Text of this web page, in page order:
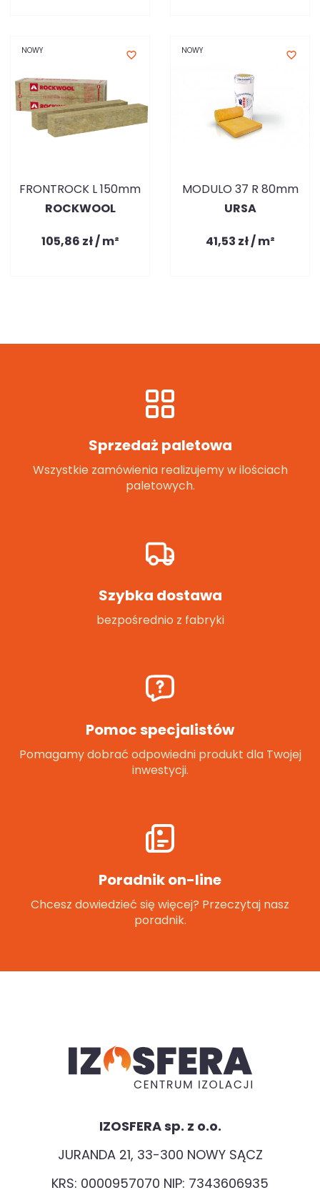
NOWY favorite_border
FRONTROCK L 150mm
ROCKWOOL
105,86 zł / m²
NOWY favorite_border
MODULO 37 R 80mm
URSA
41,53 zł / m²
Sprzedaż paletowa
Wszystkie zamówienia realizujemy w ilościach
paletowych.
Szybka dostawa
bezpośrednio z fabryki
Pomoc specjalistów
Pomagamy dobrać odpowiedni produkt dla Twojej
inwestycji.
Poradnik on-line
Chcesz dowiedzieć się więcej? Przeczytaj nasz
poradnik.
IZOSFERA sp. z o.o.
JURANDA 21, 33-300 NOWY SĄCZ
KRS: 0000957070 NIP: 7343606935